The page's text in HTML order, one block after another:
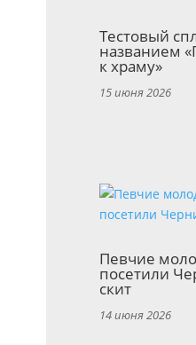
Тестовый
названием
к храму»
15 июня 2026
Певчие
посетили
скит
14 июня 2026